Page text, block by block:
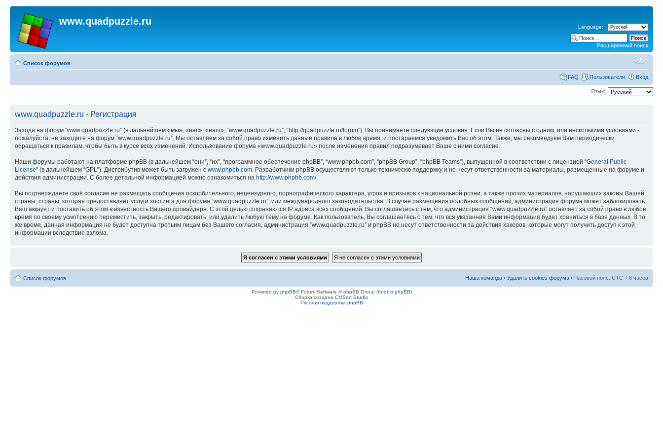
www.quadpuzzle.ru
Language:
Расширенный поиск
Список форумов
FAQ Пользователи Вход
Язык:
www.quadpuzzle.ru - Регистрация
Заходя на форум “www.quadpuzzle.ru” (в дальнейшем «мы», «нас», «наш», “www.quadpuzzle.ru”, “http://quadpuzzle.ru/forum”), Вы принимаете следующие условия. Если Вы не согласны с одним, или несколькими условиями -
пожалуйста, не заходите на форум “www.quadpuzzle.ru”. Мы оставляем за собой право изменить данные правила в любое время, и постараемся уведомить Вас об этом. Также, мы рекомендуем Вам периодически
обращаться к правилам, чтобы быть в курсе всех изменений. Использование форума «www.quadpuzzle.ru» после изменения правил подразумевает Ваше с ними согласие.
Наши форумы работают на платформе phpBB (в дальнейшем “они”, “их”, “программное обеспечение phpBB”, “www.phpbb.com”, “phpBB Group”, “phpBB Teams”), выпущенной в соответствии с лицензией “General Public
License” (в дальнейшем “GPL”). Дистрибутив может быть загружен с www.phpbb.com . Разработчики phpBB осуществляют только техническю поддержку и не несут ответственности за материалы, размещенные на форуме и
действия администрации. С более детальной информацией можно ознакомиться на http://www.phpbb.com/.
Вы подтверждаете своё согласие не размещать сообщения оскорбительного, нецензурного, порнографического характера, угроз и призывов к национальной розни, а также прочих материалов, нарушаюших законы Вашей
страны, страны, которая предоставляет услуги хостинга для форума “www.quadpuzzle.ru”, или международного законодательства. В случае размещения подобных сообщений, администрация форума может заблокировать
Ваш аккаунт и поставить об этом в известность Вашего провайдера. С этой целью сохраняются IP адреса всех сообщений. Вы соглашаетесь с тем, что администрация “www.quadpuzzle.ru” оставляет за собой право в любое
время по своему усмотрению переместить, закрыть, редактировать, или удалить любую тему на форуме. Как пользователь, Вы соглашаетесь с тем, что вся указанная Вами информация будет храниться в базе данных. В то
же время, данная информация не будет доступна третьим лицам без Вашего согласия, администрация “www.quadpuzzle.ru” и phpBB не несут ответственности за действия хакеров, которые могут получить доступ к этой
информации вследствие взлома.
Список форумов Наша команда • Удалить cookies форума • Часовой пояс: UTC + 6 часов
Powered by phpBB® Forum Software © phpBB Group (блог о phpBB)
Сборка создана CMSart Studio
Русская поддержка phpBB